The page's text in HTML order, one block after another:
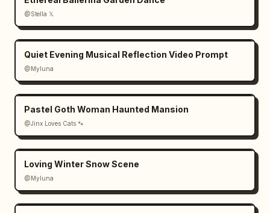
@Stella 𝕏
Quiet Evening Musical Reflection Video Prompt
@Myluna
Pastel Goth Woman Haunted Mansion
@Jinx Loves Cats 🐾
Loving Winter Snow Scene
@Myluna